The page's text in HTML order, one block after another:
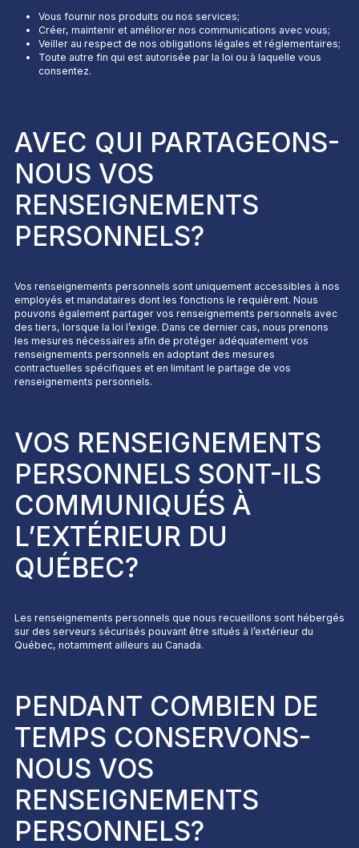
Vous fournir nos produits ou nos services;
Créer, maintenir et améliorer nos communications avec vous;
Veiller au respect de nos obligations légales et réglementaires;
Toute autre fin qui est autorisée par la loi ou à laquelle vous
consentez.
AVEC QUI PARTAGEONS-
NOUS VOS
RENSEIGNEMENTS
PERSONNELS?
Vos renseignements personnels sont uniquement accessibles à nos
employés et mandataires dont les fonctions le requièrent. Nous
pouvons également partager vos renseignements personnels avec
des tiers, lorsque la loi l’exige. Dans ce dernier cas, nous prenons
les mesures nécessaires afin de protéger adéquatement vos
renseignements personnels en adoptant des mesures
contractuelles spécifiques et en limitant le partage de vos
renseignements personnels.
VOS RENSEIGNEMENTS
PERSONNELS SONT-ILS
COMMUNIQUÉS À
L’EXTÉRIEUR DU
QUÉBEC?
Les renseignements personnels que nous recueillons sont hébergés
sur des serveurs sécurisés pouvant être situés à l’extérieur du
Québec, notamment ailleurs au Canada.
PENDANT COMBIEN DE
TEMPS CONSERVONS-
NOUS VOS
RENSEIGNEMENTS
PERSONNELS?